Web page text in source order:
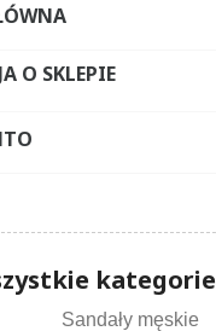
O SKLEPIE
kategorie
Sandały męskie